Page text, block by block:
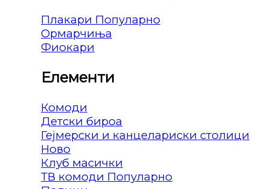
Плакари
Ормарчиња
Фиокари
Елементи
Комоди
Детски бироа
Гејмерски и канцелариски столици
Клуб масички
ТВ комоди